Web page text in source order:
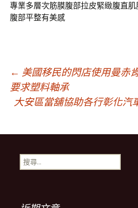
專業多層次筋膜腹部拉皮緊緻腹直肌
腹部平整有美感
文
章
導
覽
← 美國移民的閃店使用曼赤
要求塑料軸承
大安區當舖協助各行彰化汽
搜
尋